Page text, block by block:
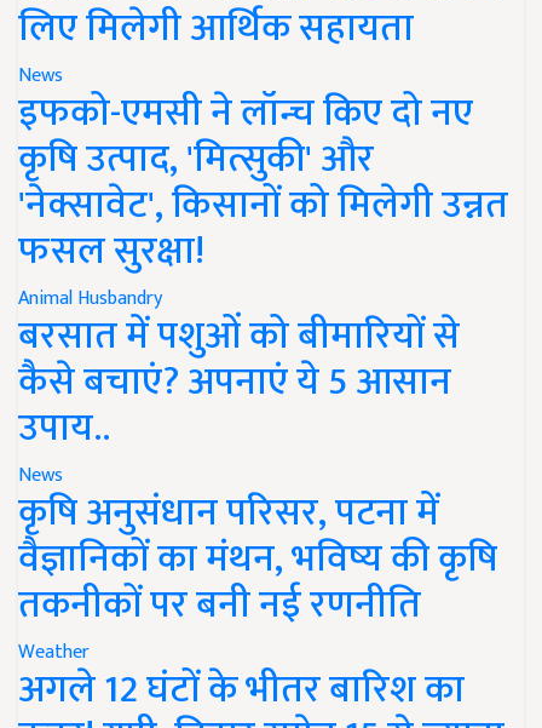
लिए मिलेगी आर्थिक सहायता
News
इफको-एमसी ने लॉन्च किए दो नए
कृषि उत्पाद, 'मित्सुकी' और
'नेक्सावेट', किसानों को मिलेगी उन्नत
फसल सुरक्षा!
Animal Husbandry
बरसात में पशुओं को बीमारियों से
कैसे बचाएं? अपनाएं ये 5 आसान
उपाय..
News
कृषि अनुसंधान परिसर, पटना में
वैज्ञानिकों का मंथन, भविष्य की कृषि
तकनीकों पर बनी नई रणनीति
Weather
अगले 12 घंटों के भीतर बारिश का